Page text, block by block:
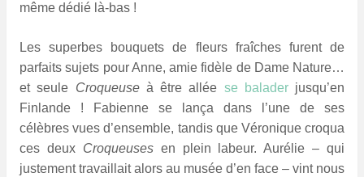
même dédié là-bas !
Les superbes bouquets de fleurs fraîches furent de
parfaits sujets pour Anne, amie fidèle de Dame Nature…
et seule Croqueuseà être allée se baladerjusqu’en
Finlande ! Fabienne se lança dans l’une de ses
célèbres vues d’ensemble, tandis que Véronique croqua
ces deux Croqueuses en plein labeur. Aurélie – qui
justement travaillait alors au musée d’en face – vint nous